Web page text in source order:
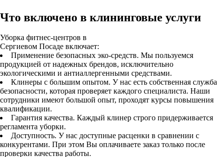
Что включено в клининговые услуги
Уборка фитнес-центров в
Сергиевом Посаде включает:
Применение безопасных эко-средств. Мы пользуемся
продукцией от надежных брендов, исключительно
экологическими и антиаллергенными средствами.
Клинеры с большим опытом. У нас есть собственная служба
безопасности, которая проверяет каждого специалиста. Наши
сотрудники имеют большой опыт, проходят курсы повышения
квалификации.
Гарантия качества. Каждый клинер строго придерживается
регламента уборки.
Доступность. У нас доступные расценки в сравнении с
конкурентами. При этом Вы оплачиваете заказ только после
проверки качества работы.